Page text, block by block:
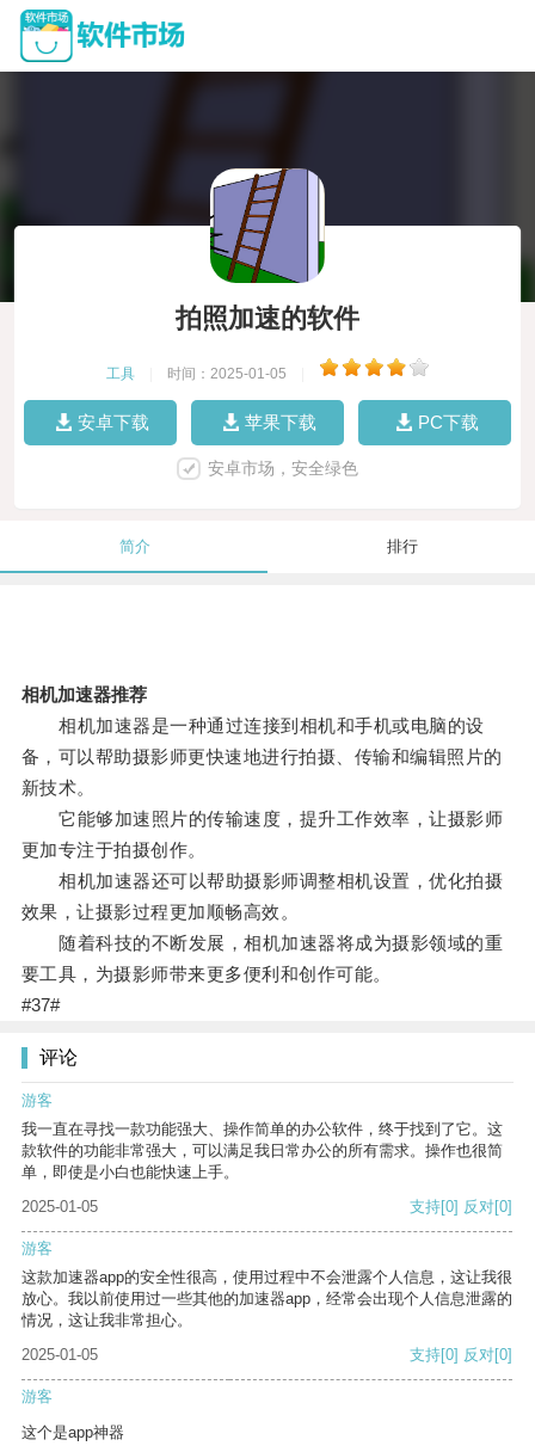
拍照加速的软件
工具 时间：2025-01-05
安卓下载 苹果下载 PC下载
安卓市场，安全绿色
简介 排行
相机加速器推荐
相机加速器是一种通过连接到相机和手机或电脑的设
备，可以帮助摄影师更快速地进行拍摄、传输和编辑照片的
新技术。
它能够加速照片的传输速度，提升工作效率，让摄影师
更加专注于拍摄创作。
相机加速器还可以帮助摄影师调整相机设置，优化拍摄
效果，让摄影过程更加顺畅高效。
随着科技的不断发展，相机加速器将成为摄影领域的重
要工具，为摄影师带来更多便利和创作可能。
#37#
评论
游客
我一直在寻找一款功能强大、操作简单的办公软件，终于找到了它。这
款软件的功能非常强大，可以满足我日常办公的所有需求。操作也很简
单，即使是小白也能快速上手。
2025-01-05
支持[0] 反对[0]
游客
这款加速器app的安全性很高，使用过程中不会泄露个人信息，这让我很
放心。我以前使用过一些其他的加速器app，经常会出现个人信息泄露的
情况，这让我非常担心。
2025-01-05
支持[0] 反对[0]
游客
这个是app神器